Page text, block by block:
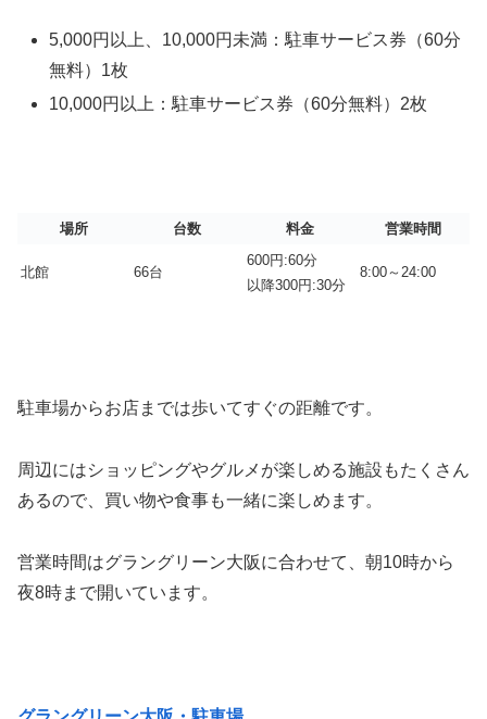
5,000円以上、10,000円未満：駐⾞サービス券（60分
無料）1枚
10,000円以上：駐⾞サービス券（60分無料）2枚
場所 台数 料金 営業時間
北館 66台
600円:60分
以降300円:30分
8:00～24:00
駐車場からお店までは歩いてすぐの距離です。
周辺にはショッピングやグルメが楽しめる施設もたくさん
あるので、買い物や食事も一緒に楽しめます。
営業時間はグラングリーン大阪に合わせて、朝10時から
夜8時まで開いています。